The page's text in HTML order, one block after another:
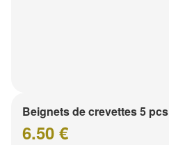
Beignets de crevettes 5 pcs
6.50 €